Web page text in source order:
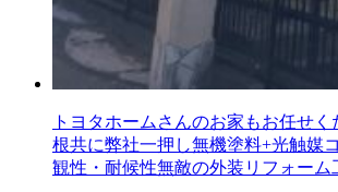
トヨタホームさんのお家もお任せ
根共に弊社一押し無機塗料+光触媒
観性・耐候性無敵の外装リフォーム